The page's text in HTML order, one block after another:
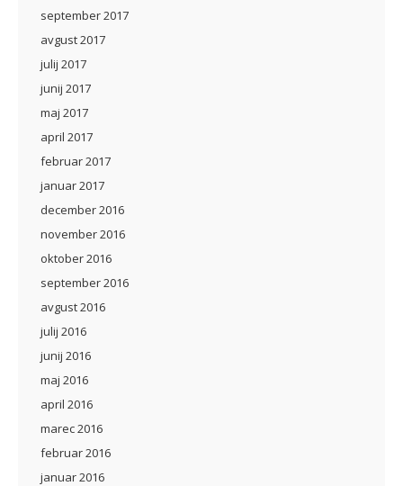
september 2017
avgust 2017
julij 2017
junij 2017
maj 2017
april 2017
februar 2017
januar 2017
december 2016
november 2016
oktober 2016
september 2016
avgust 2016
julij 2016
junij 2016
maj 2016
april 2016
marec 2016
februar 2016
januar 2016